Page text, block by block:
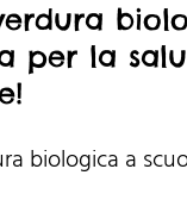
per la
biologica a